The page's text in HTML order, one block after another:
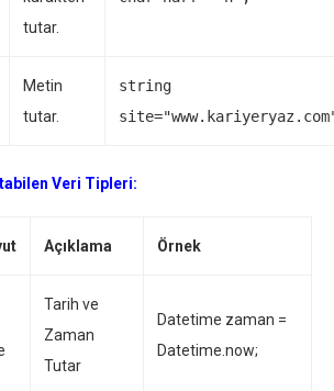
tutar.
Metin
tutar.
string
Veri Tipleri:
Açıklama Örnek
Tarih ve
Zaman
Tutar
Datetime zaman =
Datetime.now;